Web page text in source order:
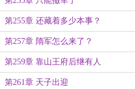
第255章 还藏着多少本事？
第257章 隋军怎么来了？
第259章 靠山王府后继有人
第261章 天子出迎